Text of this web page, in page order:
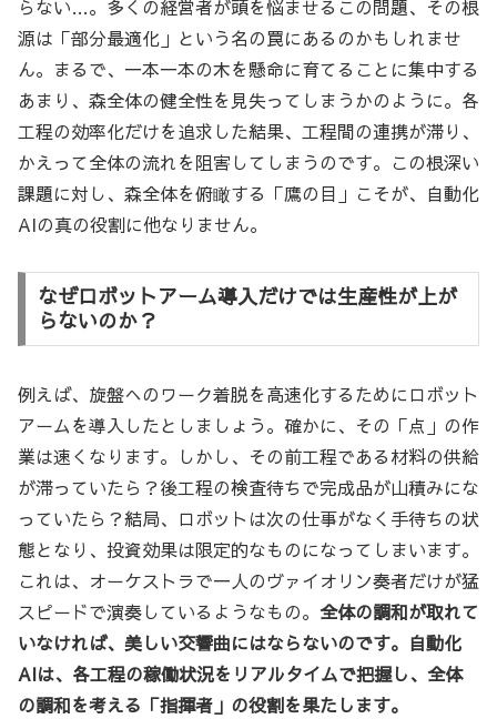
らない…。多くの経営者が頭を悩ませるこの問題、その根
源は「部分最適化」という名の罠にあるのかもしれませ
ん。まるで、一本一本の木を懸命に育てることに集中する
あまり、森全体の健全性を見失ってしまうかのように。各
工程の効率化だけを追求した結果、工程間の連携が滞り、
かえって全体の流れを阻害してしまうのです。この根深い
課題に対し、森全体を俯瞰する「鷹の目」こそが、自動化
AIの真の役割に他なりません。
なぜロボットアーム導入だけでは生産性が上が
らないのか？
例えば、旋盤へのワーク着脱を高速化するためにロボット
アームを導入したとしましょう。確かに、その「点」の作
業は速くなります。しかし、その前工程である材料の供給
が滞っていたら？後工程の検査待ちで完成品が山積みにな
っていたら？結局、ロボットは次の仕事がなく手待ちの状
態となり、投資効果は限定的なものになってしまいます。
これは、オーケストラで一人のヴァイオリン奏者だけが猛
スピードで演奏しているようなもの。 全体の調和が取れて
いなければ、美しい交響曲にはならないのです。自動化
AIは、各工程の稼働状況をリアルタイムで把握し、全体
の調和を考える「指揮者」の役割を果たします。